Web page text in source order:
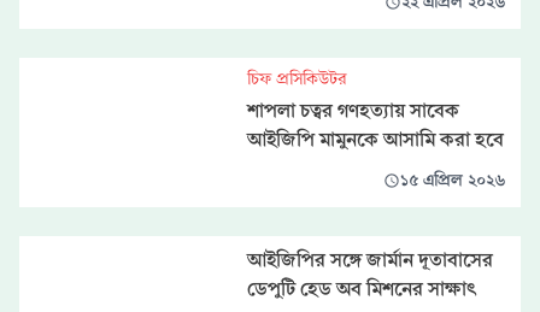
চিফ প্রসিকিউটর
শাপলা চত্বর গণহত্যায় সাবেক
আইজিপি মামুনকে আসামি করা হবে
১৫ এপ্রিল ২০২৬
আইজিপির সঙ্গে জার্মান দূতাবাসের
ডেপুটি হেড অব মিশনের সাক্ষাৎ